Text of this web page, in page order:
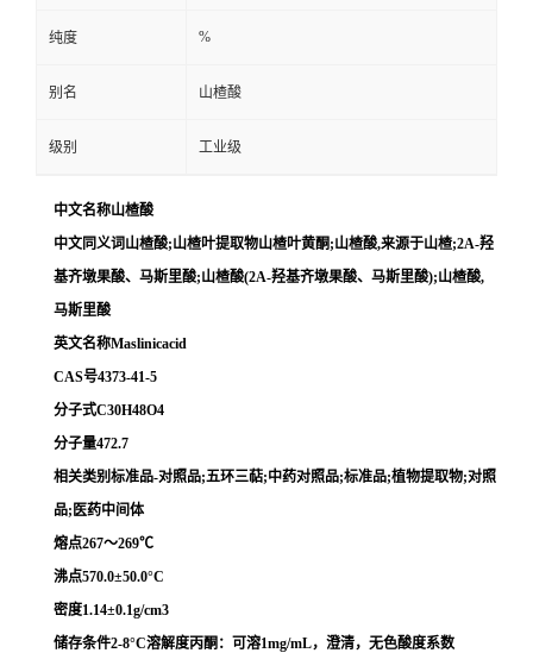
纯度 %
别名 山楂酸
级别 工业级
中文名称山楂酸
中文同义词山楂酸;山楂叶提取物山楂叶黄酮;山楂酸,来源于山楂;2Α-羟
基齐墩果酸、马斯里酸;山楂酸(2Α-羟基齐墩果酸、马斯里酸);山楂酸,
马斯里酸
英文名称Maslinicacid
CAS号4373-41-5
分子式C30H48O4
分子量472.7
相关类别标准品-对照品;五环三萜;中药对照品;标准品;植物提取物;对照
品;医药中间体
熔点267～269℃
沸点570.0±50.0°C
密度1.14±0.1g/cm3
储存条件2-8°C溶解度丙酮：可溶1mg/mL，澄清，无色酸度系数